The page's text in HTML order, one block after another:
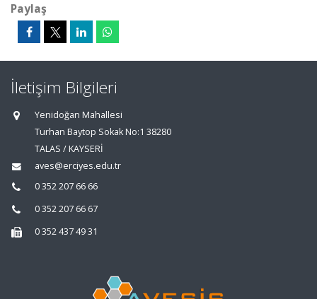
Paylaş
İletişim Bilgileri
Yenidoğan Mahallesi
Turhan Baytop Sokak No:1 38280
TALAS / KAYSERİ
aves@erciyes.edu.tr
0 352 207 66 66
0 352 207 66 67
0 352 437 49 31